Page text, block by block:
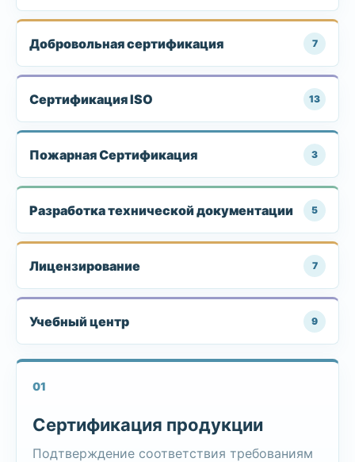
Добровольная сертификация 7
Сертификация ISO 13
Пожарная Сертификация 3
Разработка технической документации 5
Лицензирование 7
Учебный центр 9
01
Сертификация продукции
Подтверждение соответствия требованиям